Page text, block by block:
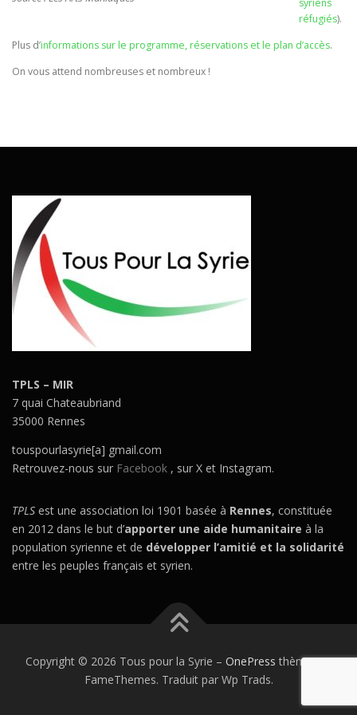
syriens
réfugiés).
Plus d’informations sur le programme, réservations et le plan d’accès.
On vous attend nombreuses et nombreux !
TPLS – MIR
7 quai Chateaubriand
35000 Rennes
touspourlasyrie[a] gmail.com
Retrouvez-nous sur Facebook , sur X et Instagram.
TPLS est une association loi 1901 basée à Rennes, constituée
en 2012 dans le but d’apporter une aide humanitaire à la
population syrienne et de développer l’amitié et la solidarité
entre les peuples français et syrien.
Copyright © 2026 Tous pour la Syrie – OnePress thème par
FameThemes. Traduit par Wp Trads.